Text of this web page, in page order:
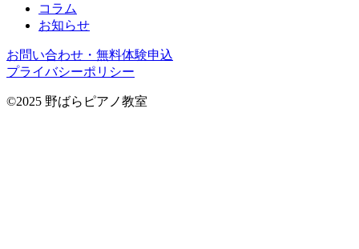
コラム
お知らせ
お問い合わせ・無料体験申込
プライバシーポリシー
©2025 野ばらピアノ教室